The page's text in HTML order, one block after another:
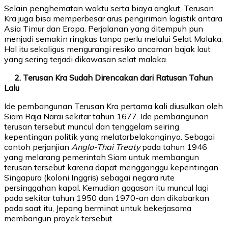
Selain penghematan waktu serta biaya angkut, Terusan
Kra juga bisa memperbesar arus pengiriman logistik antara
Asia Timur dan Eropa. Perjalanan yang ditempuh pun
menjadi semakin ringkas tanpa perlu melalui Selat Malaka.
Hal itu sekaligus mengurangi resiko ancaman bajak laut
yang sering terjadi dikawasan selat malaka.
2. Terusan Kra Sudah Direncakan dari Ratusan Tahun
Lalu
Ide pembangunan Terusan Kra pertama kali diusulkan oleh
Siam Raja Narai sekitar tahun 1677. Ide pembangunan
terusan tersebut muncul dan tenggelam seiring
kepentingan politik yang melatarbelakanginya. Sebagai
contoh perjanjian Anglo-Thai Treatypada tahun 1946
yang melarang pemerintah Siam untuk membangun
terusan tersebut karena dapat mengganggu kepentingan
Singapura (koloni Inggris) sebagai negara rute
persinggahan kapal. Kemudian gagasan itu muncul lagi
pada sekitar tahun 1950 dan 1970-an dan dikabarkan
pada saat itu, Jepang berminat untuk bekerjasama
membangun proyek tersebut.